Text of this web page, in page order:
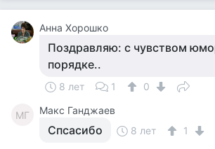
Анна Хорошко
Поздравляю: с чувством
порядке..
8 лет 1 0
МГ Макс Ганджаев
Спсасибо 8 лет 1